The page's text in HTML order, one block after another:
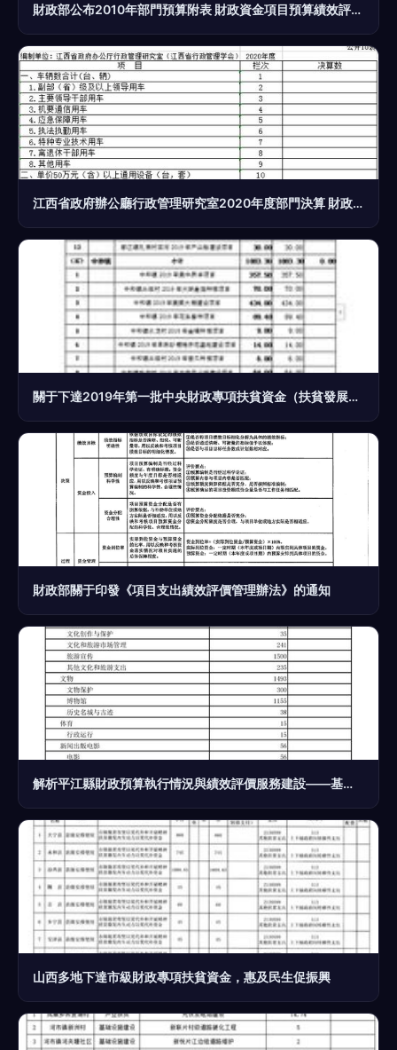
財政部公布2010年部門預算附表 財政資金項目預算績效評價服務的解析
江西省政府辦公廳行政管理研究室2020年度部門決算 財政資金項目預算績效評價分析
關于下達2019年第一批中央財政專項扶貧資金（扶貧發展資金）項目資金的通知及財政資金項目預算績效評價服務探討
財政部關于印發《項目支出績效評價管理辦法》的通知
解析平江縣財政預算執行情況與績效評價服務建設——基于2018年執行與2019年草案的報告
山西多地下達市級財政專項扶貧資金，惠及民生促振興